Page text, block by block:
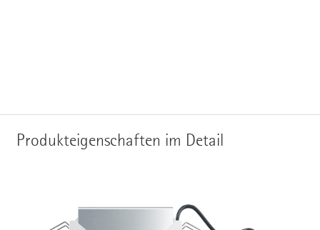
Produkteigenschaften im Detail